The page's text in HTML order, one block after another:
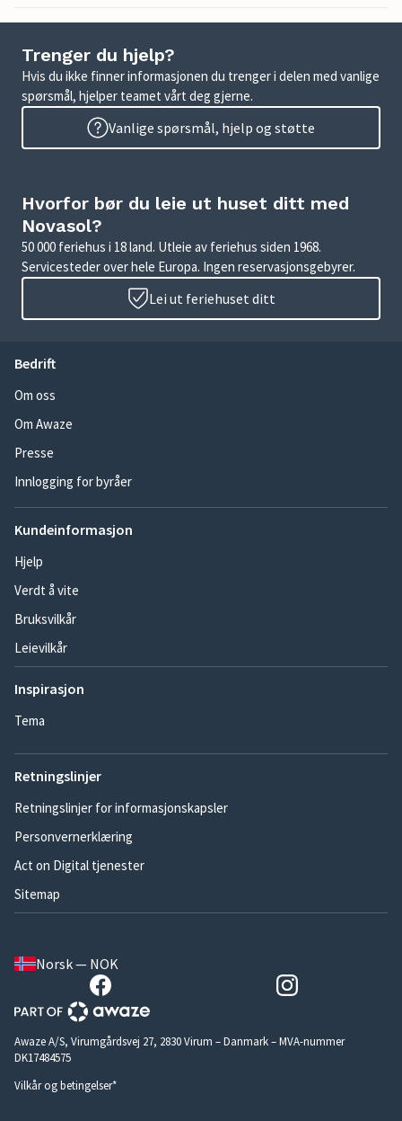
Trenger du hjelp?
Hvis du ikke finner informasjonen du trenger i delen med vanlige
spørsmål, hjelper teamet vårt deg gjerne.
Vanlige spørsmål, hjelp og støtte
Hvorfor bør du leie ut huset ditt med
Novasol?
50 000 feriehus i 18 land. Utleie av feriehus siden 1968.
Servicesteder over hele Europa. Ingen reservasjonsgebyrer.
Lei ut feriehuset ditt
Bedrift
Om oss
Om Awaze
Presse
Innlogging for byråer
Kundeinformasjon
Hjelp
Verdt å vite
Bruksvilkår
Leievilkår
Inspirasjon
Tema
Retningslinjer
Retningslinjer for informasjonskapsler
Personvernerklæring
Act on Digital tjenester
Sitemap
Norsk — NOK
Awaze A/S, Virumgårdsvej 27, 2830 Virum – Danmark – MVA-nummer
DK17484575
Vilkår og betingelser*